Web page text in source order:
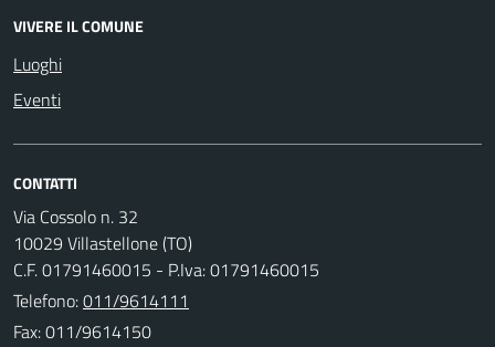
VIVERE IL COMUNE
Luoghi
Eventi
CONTATTI
Via Cossolo n. 32
10029 Villastellone (TO)
C.F. 01791460015 - P.Iva: 01791460015
Telefono:011/9614111
Fax: 011/9614150